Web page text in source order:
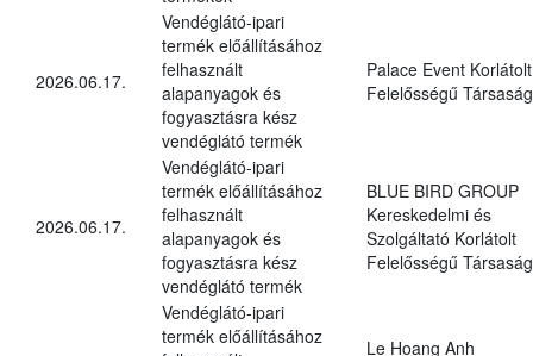
2026.06.17.
Vendéglátó-ipari
termék előállításához
felhasznált
alapanyagok és
fogyasztásra kész
vendéglátó termék
Palace Event Korlátolt
Felelősségű Társaság
2026.06.17.
Vendéglátó-ipari
termék előállításához
felhasznált
alapanyagok és
fogyasztásra kész
vendéglátó termék
BLUE BIRD GROUP
Kereskedelmi és
Szolgáltató Korlátolt
Felelősségű Társaság
Vendéglátó-ipari
termék előállításához
Le Hoang Anh